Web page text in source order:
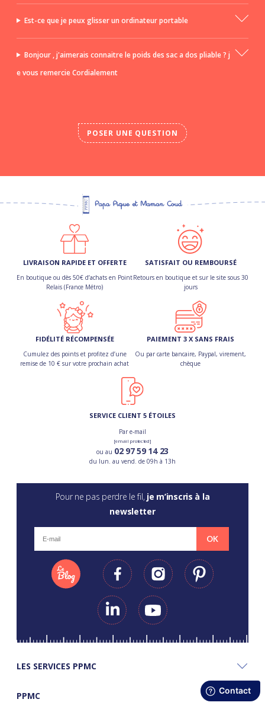
Est-ce que je peux glisser un ordinateur portable
Bonjour , j'aimerais connaitre le poids des sac a dos pliable ? j
e vous remercie Cordialement
POSER UNE QUESTION
LIVRAISON RAPIDE ET OFFERTE
En boutique ou dès 50€ d’achats en Point
Relais (France Métro)
SATISFAIT OU REMBOURSÉ
Retours en boutique et sur le site sous 30
jours
FIDÉLITÉ RÉCOMPENSÉE
Cumulez des points et profitez d’une
remise de 10 € sur votre prochain achat
PAIEMENT 3 X SANS FRAIS
Ou par carte bancaire, Paypal, virement,
chèque
SERVICE CLIENT 5 ÉTOILES
Par e-mail
[email protected]
ou au 02 97 59 14 23
du lun. au vend. de 09h à 13h
Pour ne pas perdre le fil, je m’inscris à la
newsletter
OK
LES SERVICES PPMC
PPMC